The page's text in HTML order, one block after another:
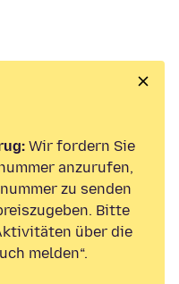
Wir fordern Sie
anzurufen,
zu senden
Bitte
über die
melden“.